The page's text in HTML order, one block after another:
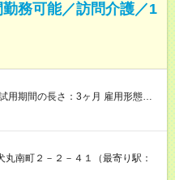
勤務可能／訪問介護／1
用期間の長さ：3ヶ月 雇用形態、
南町２－２－４１（最寄り駅：